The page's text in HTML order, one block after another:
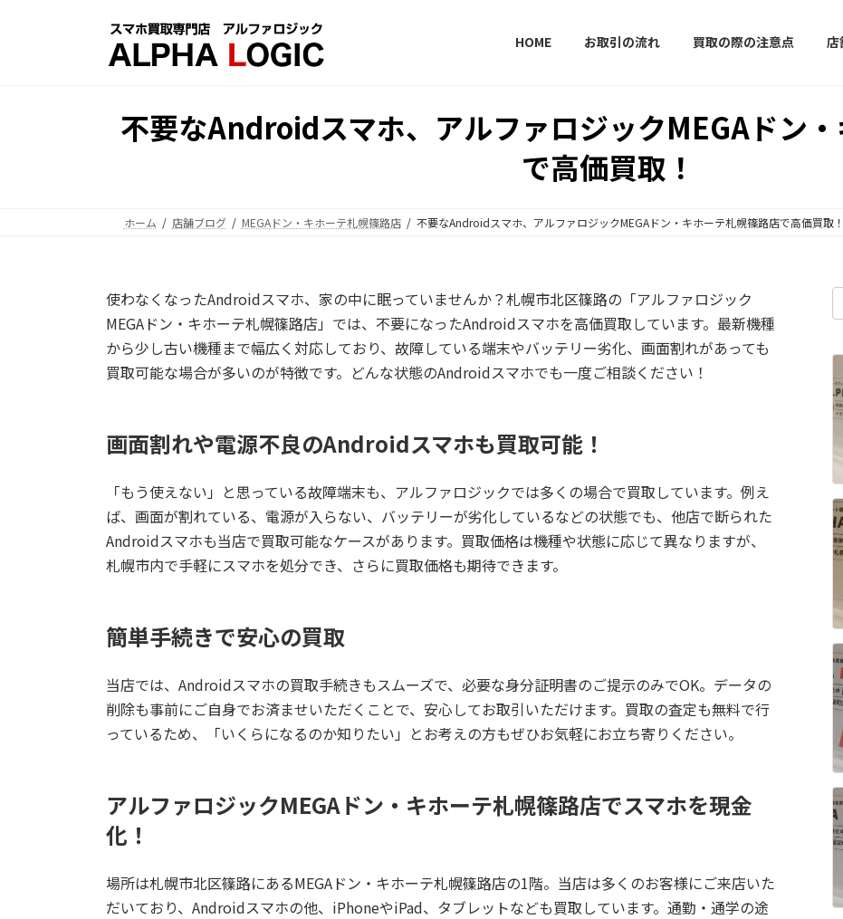
HOME お取引の流れ 買取の際の注意点 店
不要なAndroidスマホ、アルファロジックMEGAドン
で高価買取！
ホーム 店舗ブログ MEGAドン・キホーテ札幌篠路店 不要なAndroidスマホ、アルファロジックMEGAドン・キホーテ札幌篠路店で高価買取！
使わなくなったAndroidスマホ、家の中に眠っていませんか？札幌市北区篠路の「アルファロジック
MEGAドン・キホーテ札幌篠路店 」では、不要になったAndroidスマホを高価買取しています。最新機種
から少し古い機種まで幅広く対応しており、故障している端末やバッテリー劣化、画面割れがあっても
買取可能な場合が多いのが特徴です。どんな状態のAndroidスマホでも一度ご相談ください！
画面割れや電源不良のAndroidスマホも買取可能！
「もう使えない」と思っている故障端末も、アルファロジックでは多くの場合で買取しています。例え
ば、画面が割れている、電源が入らない、バッテリーが劣化しているなどの状態でも、他店で断られた
Androidスマホも当店で買取可能なケースがあります。買取価格は機種や状態に応じて異なりますが、
札幌市内で手軽にスマホを処分でき、さらに買取価格も期待できます。
簡単手続きで安心の買取
当店では、Androidスマホの買取手続きもスムーズで、必要な身分証明書のご提示のみでOK。データの
削除も事前にご自身でお済ませいただくことで、安心してお取引いただけます。買取の査定も無料で行
っているため、「いくらになるのか知りたい」とお考えの方もぜひお気軽にお立ち寄りください。
アルファロジックMEGAドン・キホーテ札幌篠路店でスマホを現金
化！
場所は札幌市北区篠路にあるMEGAドン・キホーテ札幌篠路店の1階。当店は多くのお客様にご来店いた
だいており、Androidスマホの他、iPhoneやiPad、タブレットなども買取しています。通勤・通学の途